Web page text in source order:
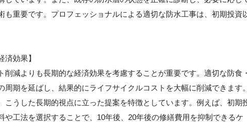
重要です。プロフェッショナルによる適切な防水工事は、初期投資
済効果】
減よりも長期的な経済効果を考慮することが重要です。適切な防食・
期を延ばし、結果的にライフサイクルコストを大幅に削減できます。
こうした長期的視点に立った提案を特徴としています。例えば、初期
工法を選択することで、10年後、20年後の修繕費用を抑制できるケ